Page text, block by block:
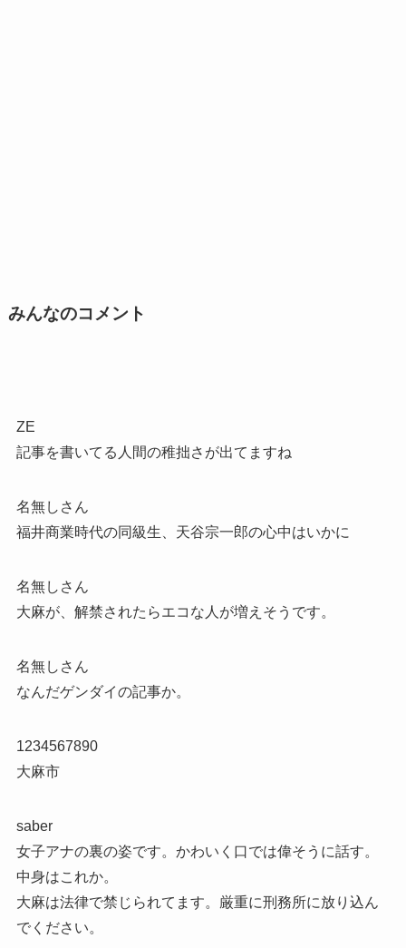
みんなのコメント
ZE
記事を書いてる人間の稚拙さが出てますね
名無しさん
福井商業時代の同級生、天谷宗一郎の心中はいかに
名無しさん
大麻が、解禁されたらエコな人が増えそうです。
名無しさん
なんだゲンダイの記事か。
1234567890
大麻市
saber
女子アナの裏の姿です。かわいく口では偉そうに話す。
中身はこれか。
大麻は法律で禁じられてます。厳重に刑務所に放り込ん
でください。